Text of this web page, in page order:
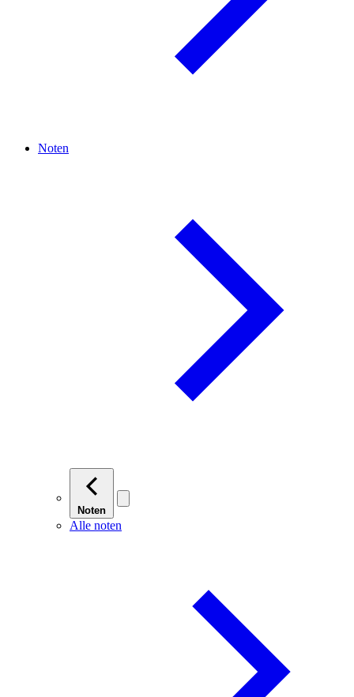
Noten
Noten
Alle noten